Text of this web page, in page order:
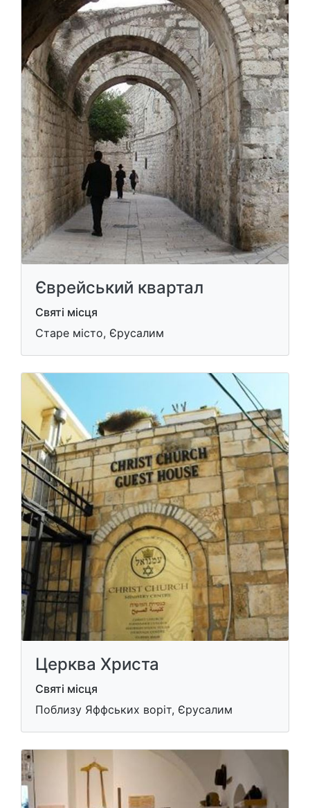
Єврейський квартал
Святі місця
Старе місто, Єрусалим
Церква Христа
Святі місця
Поблизу Яффських воріт, Єрусалим